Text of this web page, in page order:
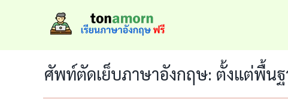
ศัพท์ตัดเย็บภาษาอังกฤษ: ตั้งแต่พื้นฐ